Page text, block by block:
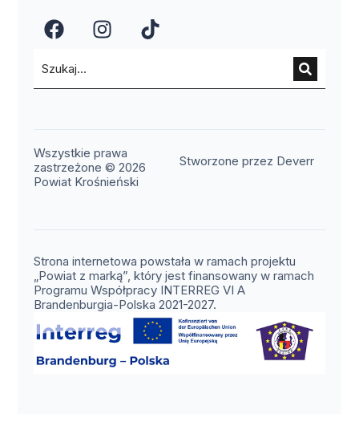
(otwiera się w nowym oknie)
(otwiera się w nowym
(otwiera się w
Wszystkie prawa
zastrzeżone © 2026
Powiat Krośnieński
Stworzone przez Deverr
Strona internetowa powstała w ramach projektu
„Powiat z marką”, który jest finansowany w ramach
Programu Współpracy INTERREG VI A
Brandenburgia-Polska 2021-2027.